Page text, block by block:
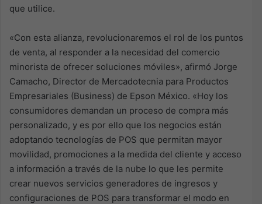
que utilice.
«Con esta alianza, revolucionaremos el rol de los puntos
de venta, al responder a la necesidad del comercio
minorista de ofrecer soluciones móviles», afirmó Jorge
Camacho, Director de Mercadotecnia para Productos
Empresariales (Business) de Epson México. «Hoy los
consumidores demandan un proceso de compra más
personalizado, y es por ello que los negocios están
adoptando tecnologías de POS que permitan mayor
movilidad, promociones a la medida del cliente y acceso
a información a través de la nube lo que les permite
crear nuevos servicios generadores de ingresos y
configuraciones de POS para transformar el modo en